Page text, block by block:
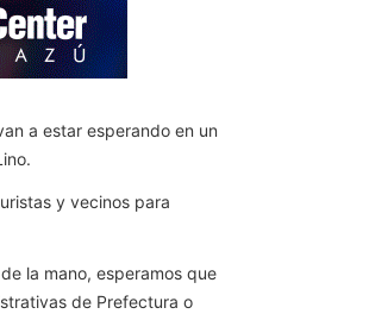
a estar esperando en un
y vecinos para
la mano, esperamos que
de Prefectura o